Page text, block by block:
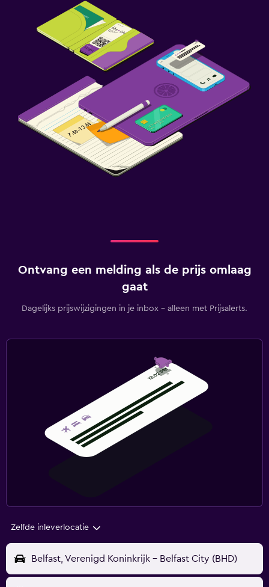
Ontvang een melding als de prijs omlaag
gaat
Dagelijks prijswijzigingen in je inbox - alleen met Prijsalerts.
Zelfde inleverlocatie
Belfast, Verenigd Koninkrijk - Belfast City (BHD)